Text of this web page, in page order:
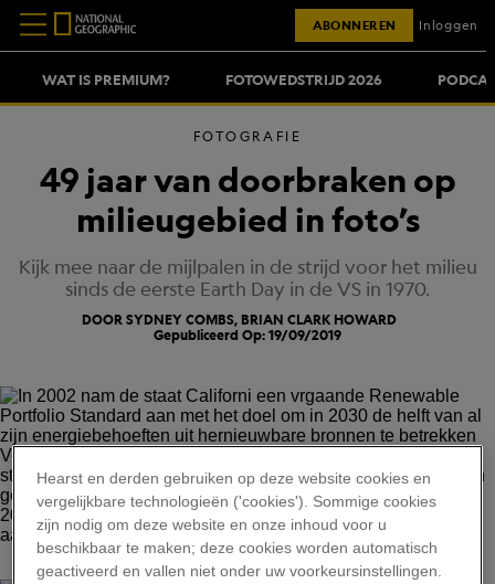
WAT IS PREMIUM? FOTOWEDSTRIJD 2026
ABONNEREN Inloggen
FOTOGRAFIE
49 jaar van doorbraken op
milieugebied in foto’s
Kijk mee naar de mijlpalen in de strijd voor het milieu
sinds de eerste Earth Day in de VS in 1970.
DOOR SYDNEY COMBS, BRIAN CLARK HOWARD
Gepubliceerd Op: 19/09/2019
LUCA LOCATELLI, NAT GEO IMAGE COLLECTION
Hearst en derden gebruiken op deze website cookies en
vergelijkbare technologieën ('cookies'). Sommige cookies
zijn nodig om deze website en onze inhoud voor u
beschikbaar te maken; deze cookies worden automatisch
geactiveerd en vallen niet onder uw voorkeursinstellingen.